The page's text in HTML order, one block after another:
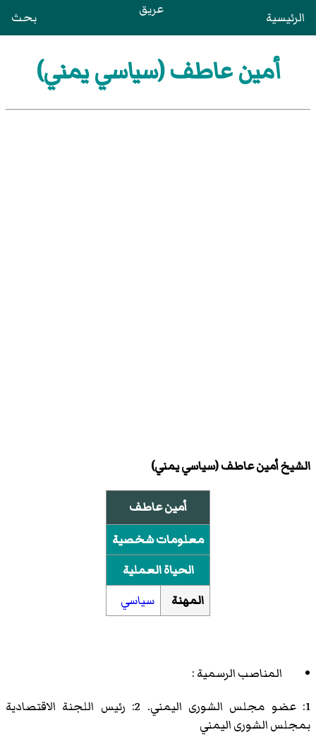
الرئيسية عريق بحث
أمين عاطف (سياسي يمني)
الشيخأمين عاطف(سياسي يمني)
أمين عاطف
معلومات شخصية
الحياة العملية
المهنة
سياسي
المناصب الرسمية :
1: عضو مجلس الشورى اليمني. 2: رئيس اللجنة الاقتصادية
بمجلس الشورى اليمني